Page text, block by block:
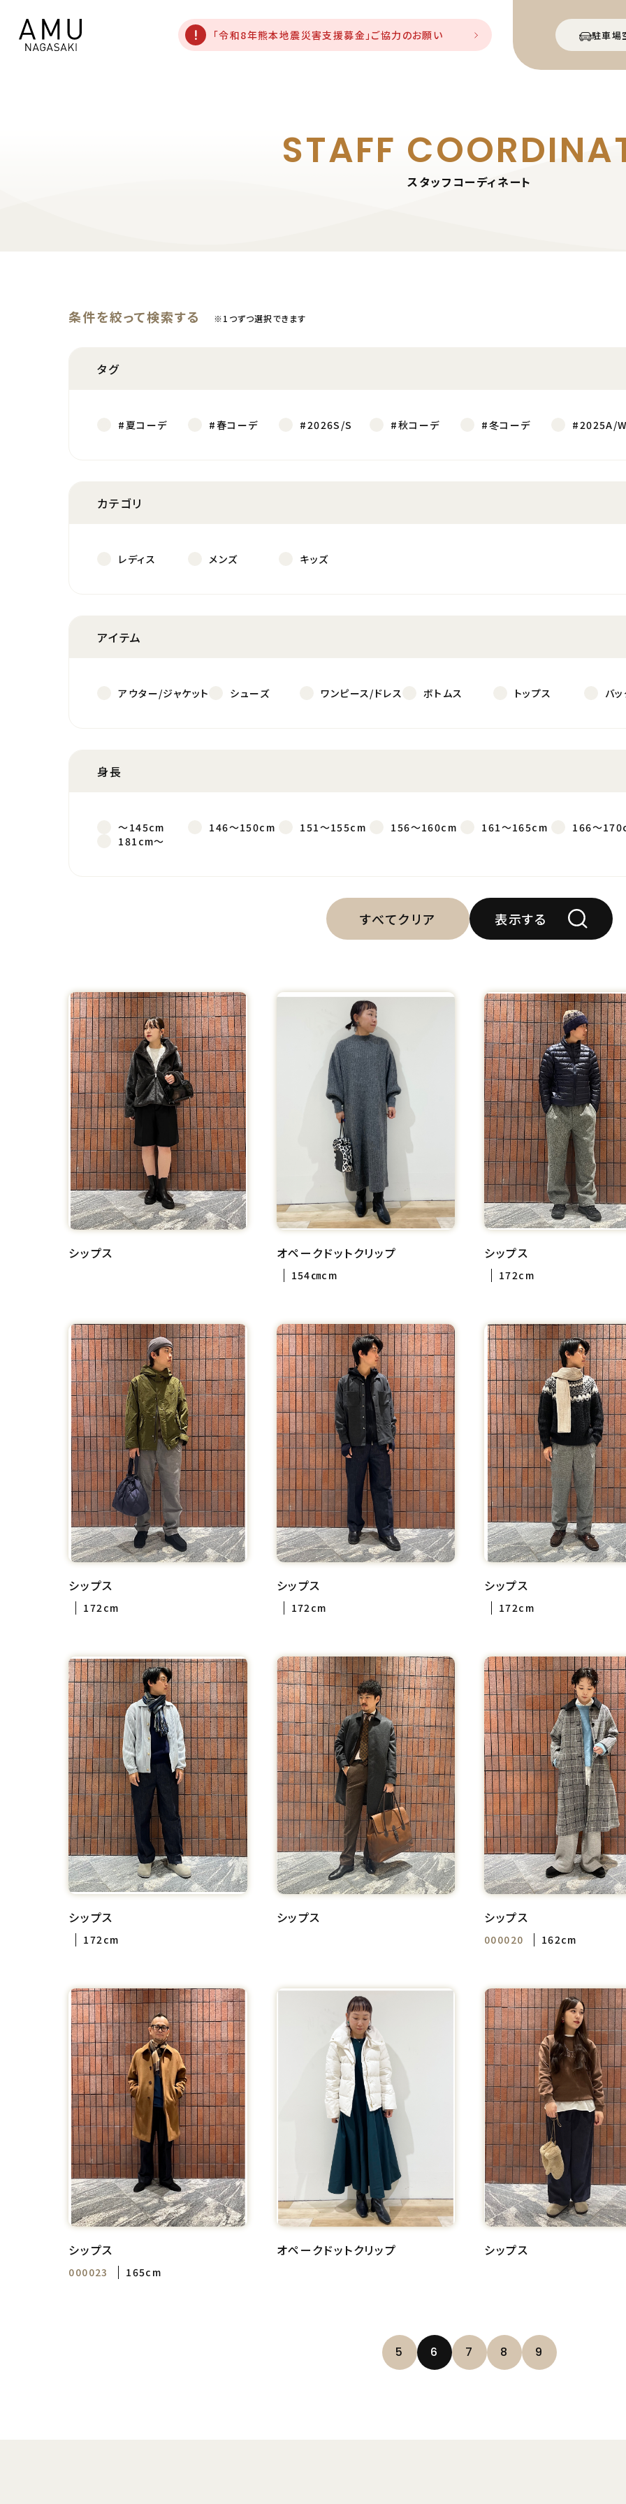
駐車場
「令和8年熊本地震災害支援募金」ご協力のお願い
STAFF
スタッフコーディネート
条件を絞って検索する ※1つずつ選択できます
タグ
#夏コーデ #春コーデ #2026S/S #秋コーデ #冬コーデ #2025A/
カテゴリ
レディス メンズ キッズ
アイテム
アウター/ジャケット シューズ ワンピース/ドレス ボトムス トップス バ
身長
～145cm 146～150cm 151～155cm 156～160cm 161～165cm
166～
181cm～
すべてクリア 表示する
シップス オペークドットクリップ
154㎝cm
シップス
172cm
シップス
172cm
シップス
172cm
シップス
172cm
シップス
172cm
シップス シップス
000020 162cm
シップス
000023 165cm
オペークドットクリップ シップス
5 6 7 8 9